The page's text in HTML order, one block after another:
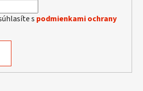
s podmienkami ochrany